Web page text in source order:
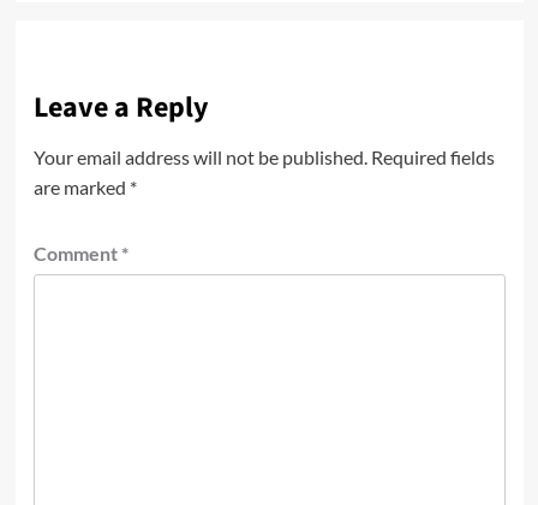
Leave a Reply
Your email address will not be published. Required fields
are marked *
Comment *